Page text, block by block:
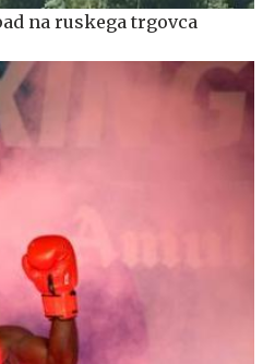
na ruskega trgovca